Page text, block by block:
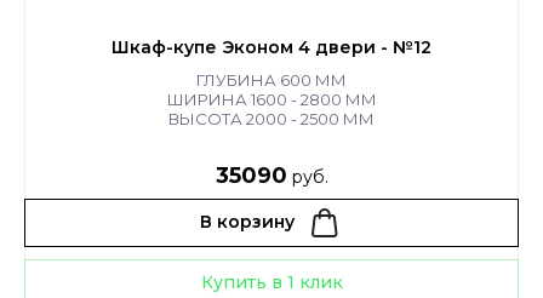
Шкаф-купе Эконом 4 двери - №12
ГЛУБИНА 600 ММ
ШИРИНА 1600 - 2800 ММ
ВЫСОТА 2000 - 2500 ММ
35090 руб.
В корзину
Купить в 1 клик